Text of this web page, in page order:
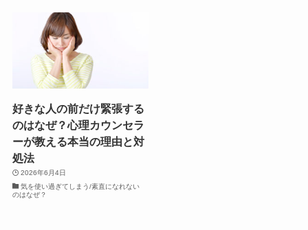
好きな人の前だけ緊張する
のはなぜ？心理カウンセラ
ーが教える本当の理由と対
処法
2026年6月4日
気を使い過ぎてしまう/素直になれない
のはなぜ？